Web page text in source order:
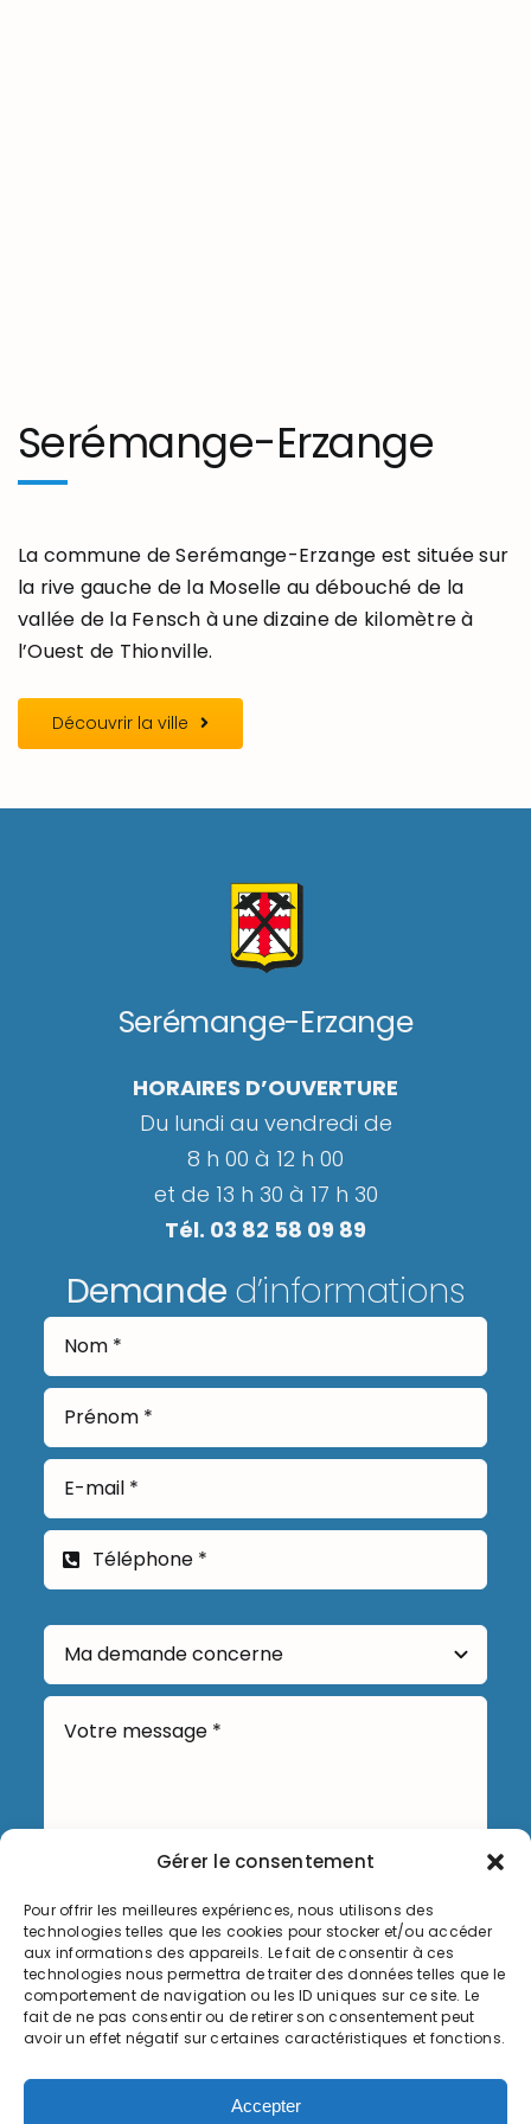
Gérer le consentement
Pour offrir les meilleures expériences, nous utilisons des
technologies telles que les cookies pour stocker et/ou accéder
aux informations des appareils. Le fait de consentir à ces
technologies nous permettra de traiter des données telles que le
comportement de navigation ou les ID uniques sur ce site. Le
fait de ne pas consentir ou de retirer son consentement peut
avoir un effet négatif sur certaines caractéristiques et fonctions.
Accepter
Serémange-Erzange
La commune de Serémange-Erzange est située sur
la rive gauche de la Moselle au débouché de la
vallée de la Fensch à une dizaine de kilomètre à
l’Ouest de Thionville.
Découvrir la ville
Serémange-Erzange
HORAIRES D’OUVERTURE
Du lundi au vendredi de
8 h 00 à 12 h 00
et de 13 h 30 à 17 h 30
Tél. 03 82 58 09 89
Demande d’informations
Envoyer
Informations légales
Politique de cookies (UE)